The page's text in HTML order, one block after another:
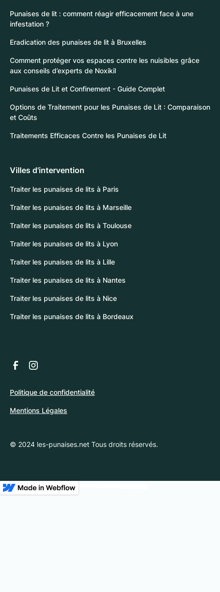
Punaises de lit : comment réagir efficacement face à une
infestation ?
Eradication des punaises de lit à Bruxelles
Comment protéger vos espaces contre les nuisibles grâce
aux conseils d’experts de Noxikil
Punaises de Lit et Confinement - Guide Complet
Options de Traitement pour les Punaises de Lit : Comparaison
et Coûts
Traitements Efficaces Contre les Punaises de Lit
Villes d'intervention
Traiter les punaises de lits à Paris
Traiter les punaises de lits à Marseille
Traiter les punaises de lits à Toulouse
Traiter les punaises de lits à Lyon
Traiter les punaises de lits à Lille
Traiter les punaises de lits à Nantes
Traiter les punaises de lits à Nice
Traiter les punaises de lits à Bordeaux
© 2024 les-punaises.net Tous droits réservés.
Politique de confidentialité
Mentions Légales